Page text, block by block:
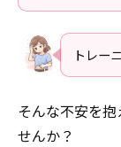
トレー
そんな不安を
せんか？